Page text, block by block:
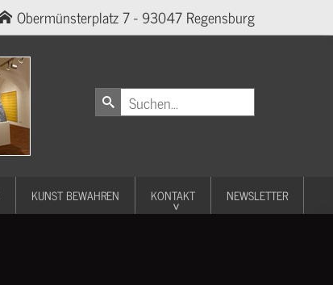
Obermünsterplatz 7 - 93047 Regensburg
KUNST BEWAHREN KONTAKT NEWSLETTER